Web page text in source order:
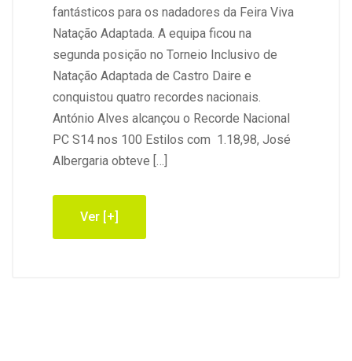
fantásticos para os nadadores da Feira Viva
Natação Adaptada. A equipa ficou na
segunda posição no Torneio Inclusivo de
Natação Adaptada de Castro Daire e
conquistou quatro recordes nacionais.
António Alves alcançou o Recorde Nacional
PC S14 nos 100 Estilos com 1.18,98, José
Albergaria obteve […]
Ver [+]